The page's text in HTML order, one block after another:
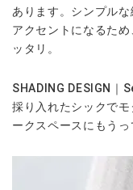
あります。シンプル
アクセントになるた
ッタリ。
SHADING DESIGN｜
採り入れたシックで
ークスペースにもうっ